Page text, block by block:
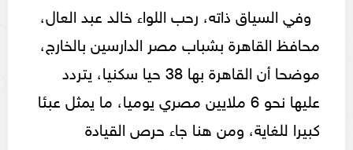
وفي السياق ذاته، رحب اللواء خالد عبد العال،
محافظ القاهرة بشباب مصر الدارسين بالخارج،
موضحا أن القاهرة بها 38 حيا سكنيا، يتردد
عليها نحو 6 ملايين مصري يوميا، ما يمثل عبئا
كبيرا للغاية، ومن هنا جاء حرص القيادة